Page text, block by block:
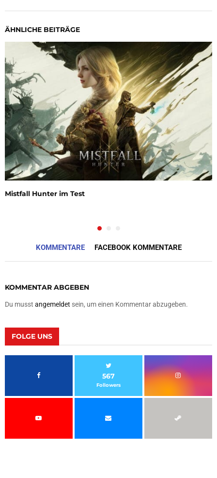
ÄHNLICHE BEITRÄGE
Mistfall Hunter im Test
KOMMENTARE FACEBOOK KOMMENTARE
KOMMENTAR ABGEBEN
Du musst angemeldet sein, um einen Kommentar abzugeben.
FOLGE UNS
567
Followers